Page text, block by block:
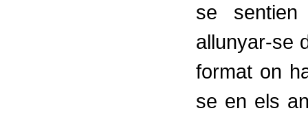
se
allunyar-se
format on
se en els